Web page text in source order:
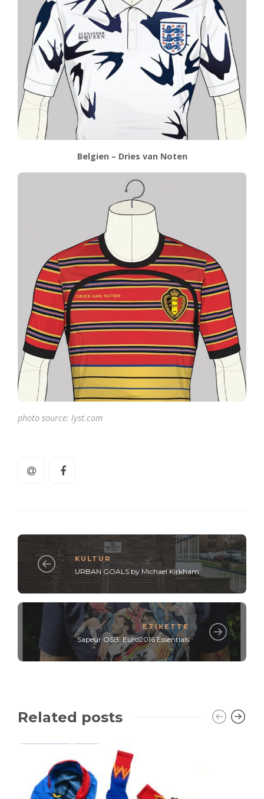
Belgien – Dries van Noten
photo source: lyst.com
KULTUR
URBAN GOALS by Michael Kirkham
ETIKETTE
Sapeur OSB: Euro2016 Essentials
Related posts